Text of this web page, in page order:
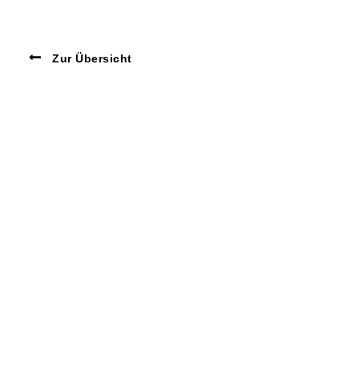
Zur Übersicht